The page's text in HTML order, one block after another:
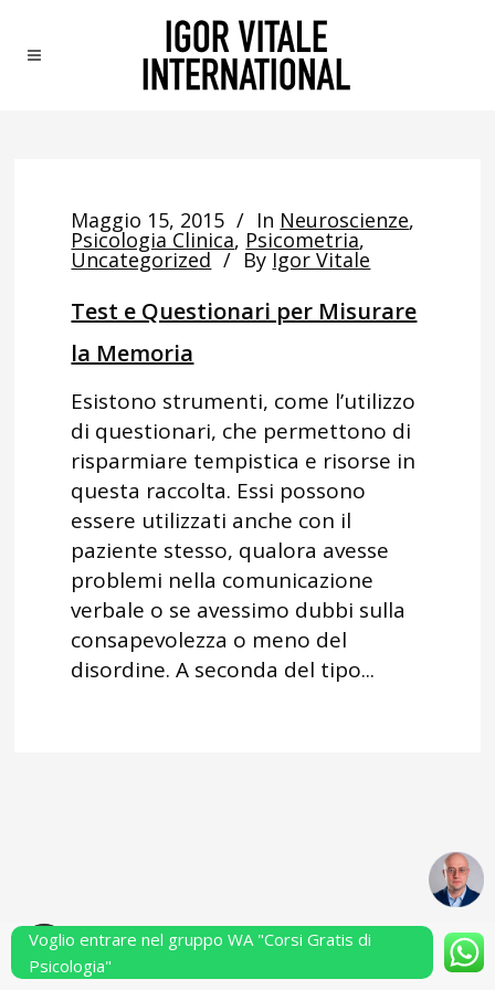
Maggio 15, 2015 In Neuroscienze,
Psicologia Clinica, Psicometria,
Uncategorized By Igor Vitale
Test e Questionari per Misurare
la Memoria
Esistono strumenti, come l’utilizzo
di questionari, che permettono di
risparmiare tempistica e risorse in
questa raccolta. Essi possono
essere utilizzati anche con il
paziente stesso, qualora avesse
problemi nella comunicazione
verbale o se avessimo dubbi sulla
consapevolezza o meno del
disordine. A seconda del tipo...
Powered by Performarsi S.a.s.
Voglio entrare nel gruppo WA "Corsi Gratis di
Psicologia"